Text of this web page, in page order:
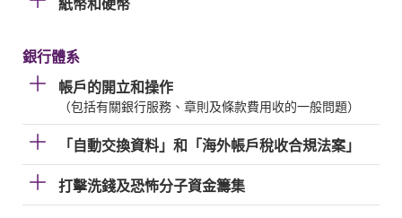
紙幣和硬幣
銀行體系
帳戶的開立和操作
（包括有關銀行服務、章則及條款費用收的一般問題）
「自動交換資料」和「海外帳戶稅收合規法案」
打擊洗錢及恐怖分子資金籌集